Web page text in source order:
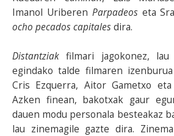
Imanol Uriberen Parpadeoseta
ocho pecados capitalesdira.
Distantziak filmari jagokonez, lau
egindako talde filmaren
Cris Ezquerra, Aitor Gametxo eta
Azken finean, bakotxak gaur
dauen modu personala besteakaz
lau zinemagile gazte dira.